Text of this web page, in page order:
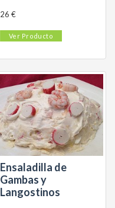
26 €
Ver Producto
Ensaladilla de
Gambas y
Langostinos